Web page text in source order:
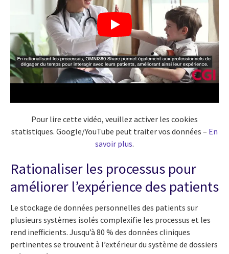
Pour lire cette vidéo, veuillez activer les cookies
statistiques. Google/YouTube peut traiter vos données – En
savoir plus.
Rationaliser les processus pour
améliorer l’expérience des patients
Le stockage de données personnelles des patients sur
plusieurs systèmes isolés complexifie les processus et les
rend inefficients. Jusqu’à 80 % des données cliniques
pertinentes se trouvent à l’extérieur du système de dossiers